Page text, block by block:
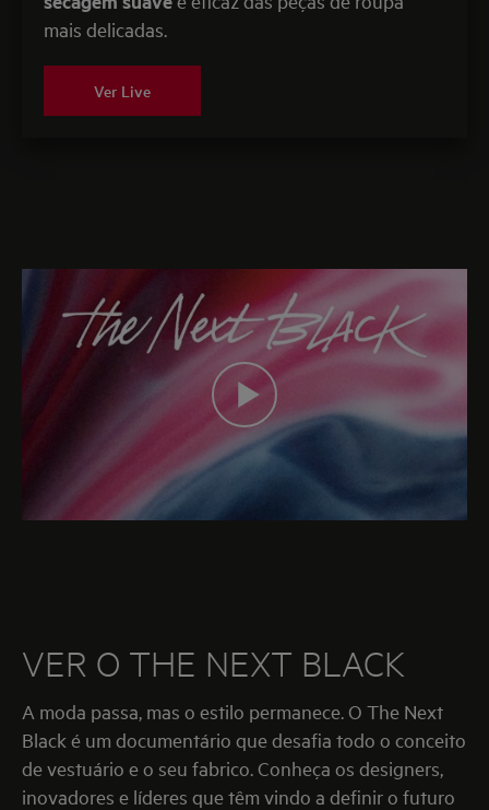
mais delicadas.
Ver Live
VER O THE NEXT BLACK
A moda passa, mas o estilo permanece. O The Next
Black é um documentário que desafia todo o conceito
de vestuário e o seu fabrico. Conheça os designers,
inovadores e líderes que têm vindo a definir o futuro